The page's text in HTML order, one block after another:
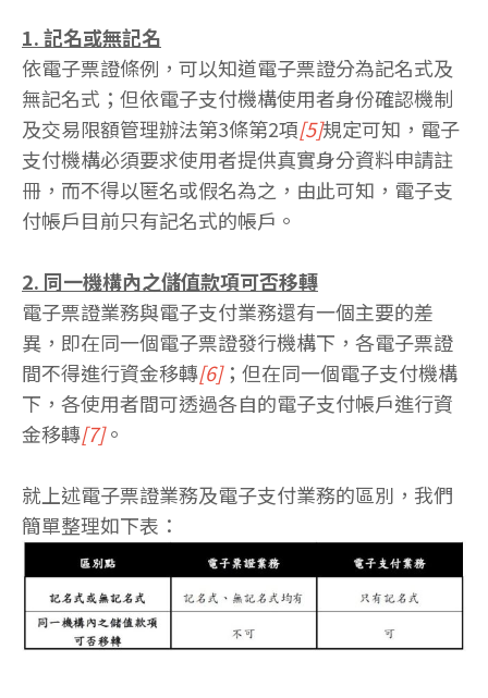
1. 記名或無記名
依電子票證條例，可以知道電子票證分為記名式及
無記名式；但依電子支付機構使用者身份確認機制
及交易限額管理辦法第3條第2項[5]規定可知，電子
支付機構必須要求使用者提供真實身分資料申請註
冊，而不得以匿名或假名為之，由此可知，電子支
付帳戶目前只有記名式的帳戶。
2. 同一機構內之儲值款項可否移轉
電子票證業務與電子支付業務還有一個主要的差
異，即在同一個電子票證發行機構下，各電子票證
間不得進行資金移轉[6]；但在同一個電子支付機構
下，各使用者間可透過各自的電子支付帳戶進行資
金移轉[7]。
就上述電子票證業務及電子支付業務的區別，我們
簡單整理如下表：